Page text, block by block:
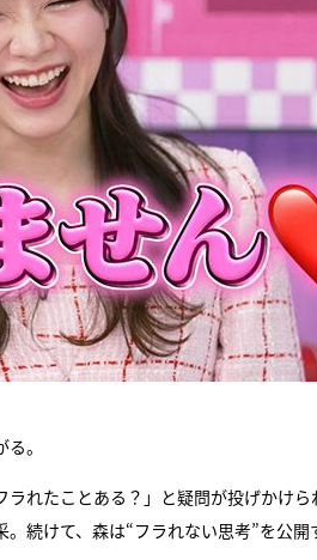
。
れたことある？」と疑問が投げかけ
続けて、森は“フラれない思考”を公開